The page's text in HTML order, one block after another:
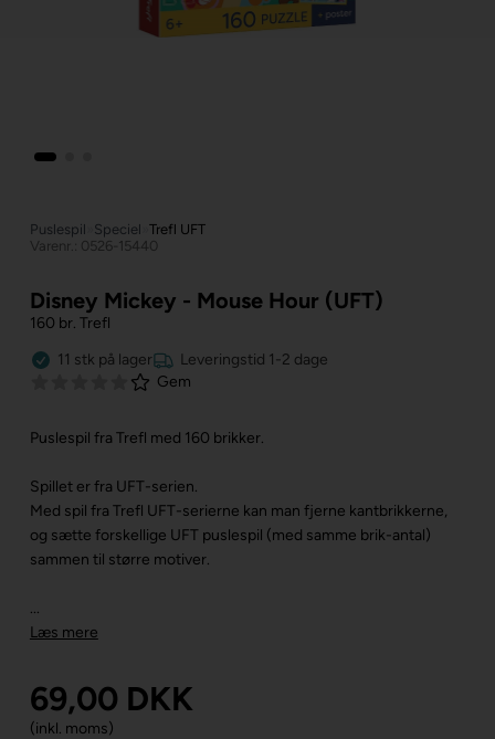
Puslespil Speciel Trefl UFT
Varenr.: 0526-15440
Disney Mickey - Mouse Hour (UFT)
160 br. Trefl
11 stk på lager
Leveringstid 1-2 dage
Gem
Puslespil fra Trefl med 160 brikker.
Spillet er fra UFT-serien.
Med spil fra Trefl UFT-serierne kan man fjerne kantbrikkerne,
og sætte forskellige UFT puslespil (med samme brik-antal)
sammen til større motiver.
...
Læs mere
69,00 DKK
(inkl. moms)